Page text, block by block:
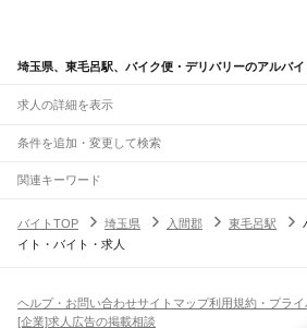
埼玉県、東毛呂駅、バイク便・デリバリーのアルバ
求人の詳細を表示
条件を追加・変更して検索
市区町村を追加・変更
埼玉県すべて
さいたま市すべて
春日部市狭山市羽生市鴻巣市深谷市上尾市草加
駅を追加・変更
JR八高線(八王子～高麗川)
職種を追加・変更
飲食・フードサービスすべて
ホールスタッフキッチンスタッフ
人気
関連キーワード
バイトTOP
埼玉県 入間郡 東毛呂駅
イト・バイト・求人
ヘルプ・お問い合わせサイトマップ利用規約・プラ
[企業]求人広告の掲載相談